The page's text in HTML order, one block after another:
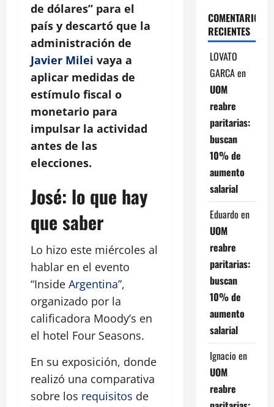
de dólares” para el
país y descartó que la
administración de
Javier Milei vaya a
aplicar medidas de
estímulo fiscal o
monetario para
impulsar la actividad
antes de las
elecciones.
José: lo que hay
que saber
Lo hizo este miércoles al
hablar en el evento
“Inside Argentina”,
organizado por la
calificadora Moody’s en
el hotel Four Seasons.
En su exposición, donde
realizó una comparativa
sobre los requisitos de
COMENTARIOS
RECIENTES
LOVATO
GARCAen
UOM
reabre
paritarias:
buscan
10% de
aumento
salarial
Eduardo en
UOM
reabre
paritarias:
buscan
10% de
aumento
salarial
Ignacio en
UOM
reabre